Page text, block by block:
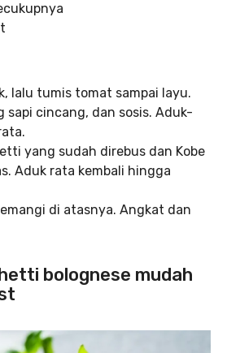
lalu tumis tomat sampai layu.
sapi cincang, dan sosis. Aduk-
yang sudah direbus dan Kobe
Aduk rata kembali hingga
di atasnya. Angkat dan
bolognese mudah